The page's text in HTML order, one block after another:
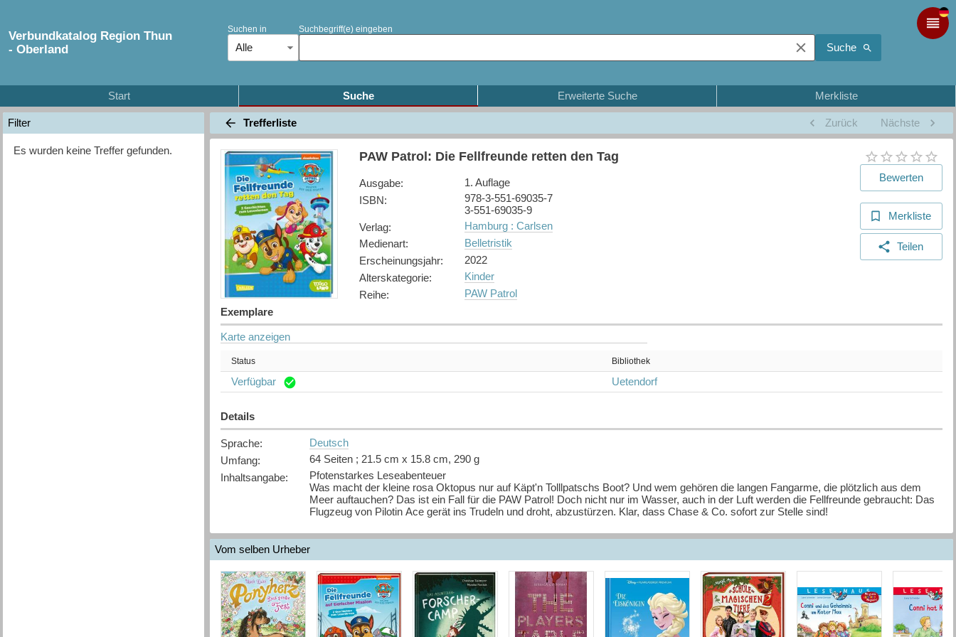
Verbundkatalog Region Thun
- Oberland
Suchen in
Alle
Suchbegriff(e) eingeben
Suche
Start Suche Erweiterte Suche Merkliste
Filter
Es wurden keine Treffer gefunden.
Trefferliste Zurück Nächste
PAW Patrol: Die Fellfreunde retten den Tag
Ausgabe:
1. Auflage
ISBN:
978-3-551-69035-7
3-551-69035-9
Verlag:
Hamburg : Carlsen
Medienart:
Belletristik
Erscheinungsjahr:
2022
Alterskategorie:
Kinder
Reihe: PAW Patrol
Bewerten
Merkliste
Teilen
Exemplare
Karte anzeigen
Status Bibliothek
Verfügbar Uetendorf
Details
Sprache:
Deutsch
Umfang:
64 Seiten ; 21.5 cm x 15.8 cm, 290 g
Inhaltsangabe:
Pfotenstarkes Leseabenteuer
Was macht der kleine rosa Oktopus nur auf Käpt'n Tolllpatschs Boot? Und wem gehören die langen Fangarme, die plötzlich aus dem
Meer auftauchen? Das ist ein Fall für die PAW Patrol! Doch nicht nur im Wasser, auch in der Luft werden die Fellfreunde gebraucht: Das
Flugzeug von Pilotin Ace gerät ins Trudeln und droht, abzustürzen. Klar, dass Chase & Co. sofort zur Stelle sind!
Vom selben Urheber